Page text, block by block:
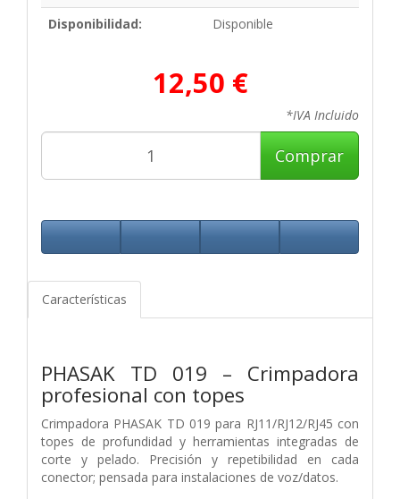
Disponibilidad:
Disponible
12,50 €
*IVA Incluido
Comprar
Características
PHASAK TD 019 – Crimpadora
profesional con topes
Crimpadora PHASAK TD 019 para RJ11/RJ12/RJ45 con
topes de profundidad y herramientas integradas de
corte y pelado. Precisión y repetibilidad en cada
conector; pensada para instalaciones de voz/datos.